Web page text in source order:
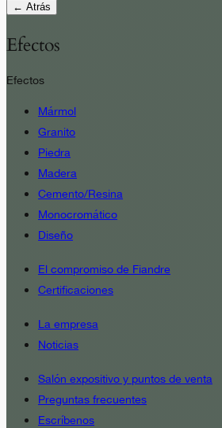
← Atrás
Efectos
Efectos
Mármol
Granito
Piedra
Madera
Cemento/Resina
Monocromático
Diseño
El compromiso de Fiandre
Certificaciones
La empresa
Noticias
Salón expositivo y puntos de venta
Preguntas frecuentes
Escríbenos